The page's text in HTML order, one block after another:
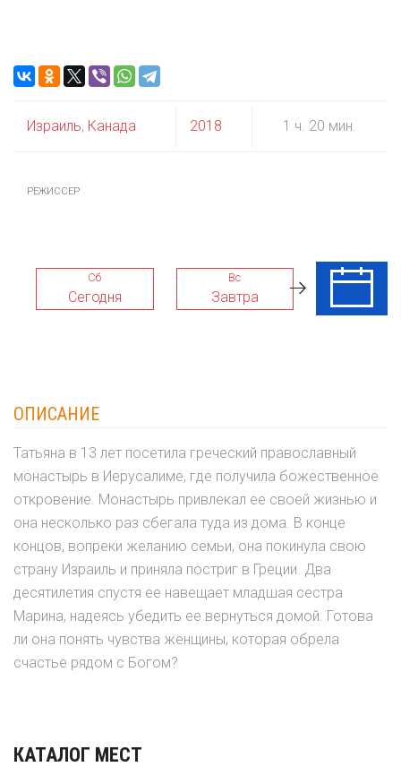
Израиль, Канада 2018 1 ч. 20 мин.
РЕЖИССЕР
Сб
Сегодня
Вс
Завтра
Пн
ОПИСАНИЕ
Татьяна в 13 лет посетила греческий православный
монастырь в Иерусалиме, где получила божественное
откровение. Монастырь привлекал ее своей жизнью и
она несколько раз сбегала туда из дома. В конце
концов, вопреки желанию семьи, она покинула свою
страну Израиль и приняла постриг в Греции. Два
десятилетия спустя ее навещает младшая сестра
Марина, надеясь убедить ее вернуться домой. Готова
ли она понять чувства женщины, которая обрела
счастье рядом с Богом?
КАТАЛОГ МЕСТ